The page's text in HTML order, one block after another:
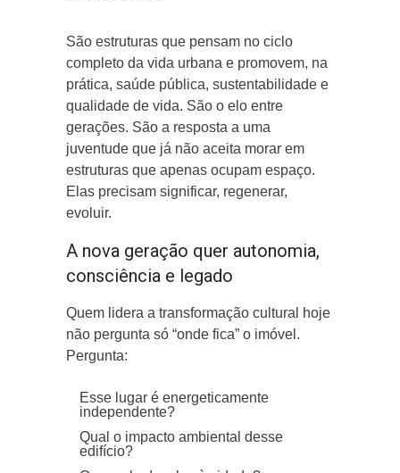
São estruturas que pensam no ciclo
completo da vida urbana e promovem, na
prática, saúde pública, sustentabilidade e
qualidade de vida. São o elo entre
gerações. São a resposta a uma
juventude que já não aceita morar em
estruturas que apenas ocupam espaço.
Elas precisam significar, regenerar,
evoluir.
A nova geração quer autonomia,
consciência e legado
Quem lidera a transformação cultural hoje
não pergunta só “onde fica” o imóvel.
Pergunta:
Esse lugar é energeticamente
independente?
Qual o impacto ambiental desse
edifício?